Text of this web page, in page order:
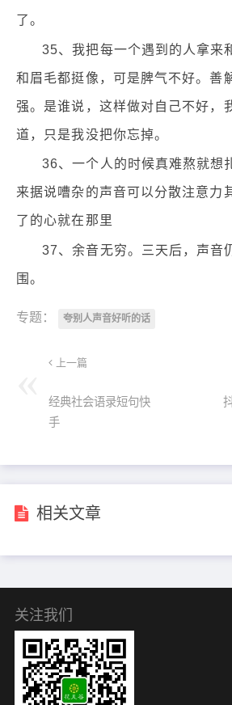
了。
35、我把每一个遇到的人拿来
和眉毛都挺像，可是脾气不好。善
强。是谁说，这样做对自己不好，
道，只是我没把你忘掉。
36、一个人的时候真难熬就想
来据说嘈杂的声音可以分散注意力
了的心就在那里
37、余音无穷。三天后，声音
围。
专题： 夸别人声音好听的话
上一篇
经典社会语录短句快
手
相关文章
关注我们